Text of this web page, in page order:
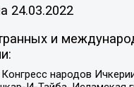
24.03.2022
и
народов